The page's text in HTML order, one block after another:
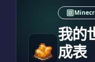
我的
成表